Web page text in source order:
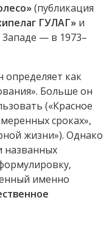
(публикация
ГУЛАГ» и
Западе — в 1973–
как
Больше он
(«Красное
сроках»,
жизни»). Однако
названных
именно